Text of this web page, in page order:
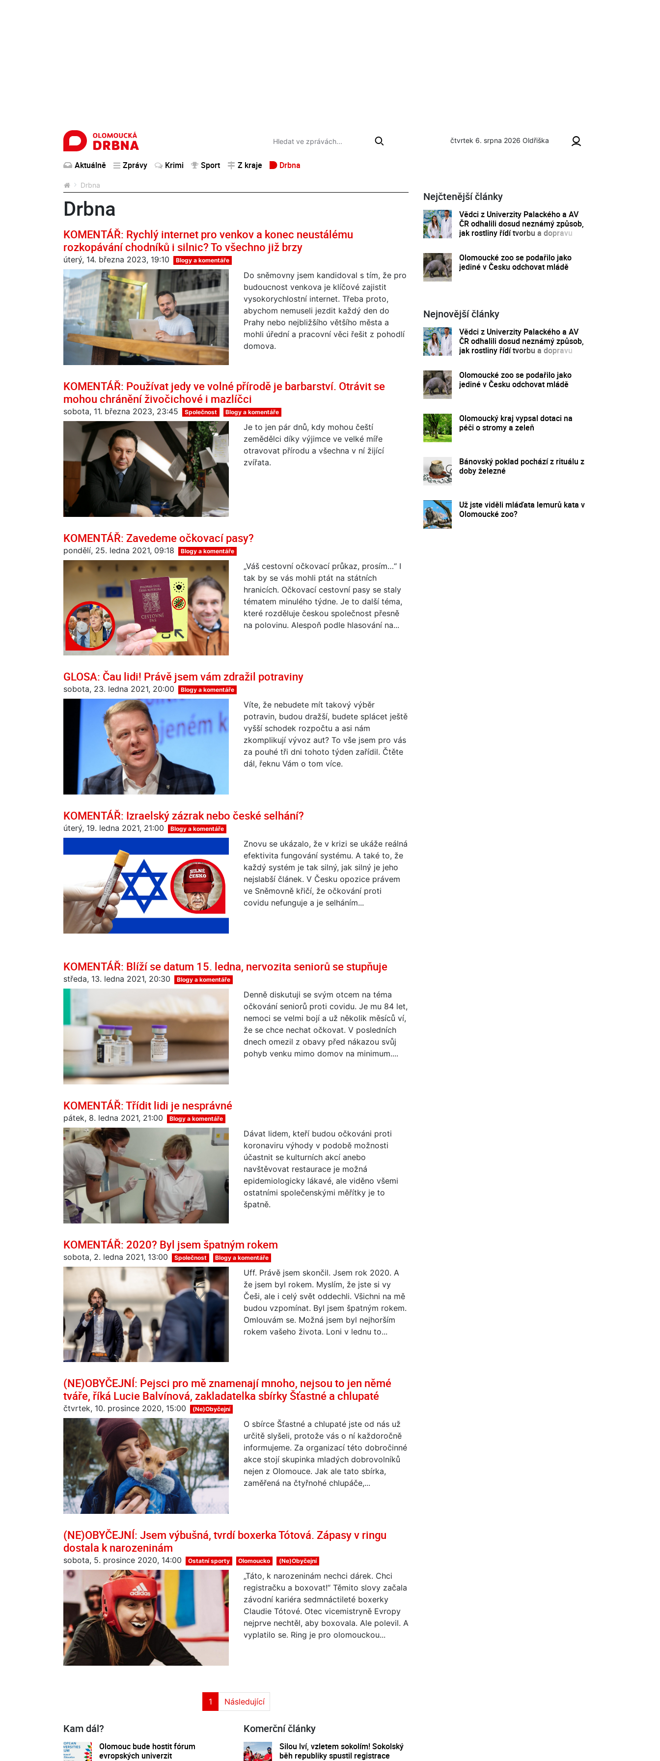
čtvrtek 6. srpna 2026 Oldřiška
Aktuálně Zprávy Krimi Sport Z kraje Drbna
Drbna
Drbna
KOMENTÁŘ: Rychlý internet pro venkov a konec neustálému
rozkopávání chodníků i silnic? To všechno již brzy
úterý, 14. března 2023, 19:10 Blogy a komentáře
Do sněmovny jsem kandidoval s tím, že pro
budoucnost venkova je klíčové zajistit
vysokorychlostní internet. Třeba proto,
abychom nemuseli jezdit každý den do
Prahy nebo nejbližšího většího města a
mohli úřední a pracovní věci řešit z pohodlí
domova.
KOMENTÁŘ: Používat jedy ve volné přírodě je barbarství. Otrávit se
mohou chránění živočichové i mazlíčci
sobota, 11. března 2023, 23:45 Společnost Blogy a komentáře
Je to jen pár dnů, kdy mohou čeští
zemědělci díky výjimce ve velké míře
otravovat přírodu a všechna v ní žijící
zvířata.
KOMENTÁŘ: Zavedeme očkovací pasy?
pondělí, 25. ledna 2021, 09:18 Blogy a komentáře
„Váš cestovní očkovací průkaz, prosím…“ I
tak by se vás mohli ptát na státních
hranicích. Očkovací cestovní pasy se staly
tématem minulého týdne. Je to další téma,
které rozděluje českou společnost přesně
na polovinu. Alespoň podle hlasování na...
GLOSA: Čau lidi! Právě jsem vám zdražil potraviny
sobota, 23. ledna 2021, 20:00 Blogy a komentáře
Víte, že nebudete mít takový výběr
potravin, budou dražší, budete splácet ještě
vyšší schodek rozpočtu a asi nám
zkomplikují vývoz aut? To vše jsem pro vás
za pouhé tři dni tohoto týden zařídil. Čtěte
dál, řeknu Vám o tom více.
KOMENTÁŘ: Izraelský zázrak nebo české selhání?
úterý, 19. ledna 2021, 21:00 Blogy a komentáře
Znovu se ukázalo, že v krizi se ukáže reálná
efektivita fungování systému. A také to, že
každý systém je tak silný, jak silný je jeho
nejslabší článek. V Česku opozice právem
ve Sněmovně křičí, že očkování proti
covidu nefunguje a je selháním...
KOMENTÁŘ: Blíží se datum 15. ledna, nervozita seniorů se stupňuje
středa, 13. ledna 2021, 20:30 Blogy a komentáře
Denně diskutuji se svým otcem na téma
očkování seniorů proti covidu. Je mu 84 let,
nemoci se velmi bojí a už několik měsíců ví,
že se chce nechat očkovat. V posledních
dnech omezil z obavy před nákazou svůj
pohyb venku mimo domov na minimum....
KOMENTÁŘ: Třídit lidi je nesprávné
pátek, 8. ledna 2021, 21:00 Blogy a komentáře
Dávat lidem, kteří budou očkováni proti
koronaviru výhody v podobě možnosti
účastnit se kulturních akcí anebo
navštěvovat restaurace je možná
epidemiologicky lákavé, ale viděno všemi
ostatními společenskými měřítky je to
špatně.
KOMENTÁŘ: 2020? Byl jsem špatným rokem
sobota, 2. ledna 2021, 13:00 Společnost Blogy a komentáře
Uff. Právě jsem skončil. Jsem rok 2020. A
že jsem byl rokem. Myslím, že jste si vy
Češi, ale i celý svět oddechli. Všichni na mě
budou vzpomínat. Byl jsem špatným rokem.
Omlouvám se. Možná jsem byl nejhorším
rokem vašeho života. Loni v lednu to...
(NE)OBYČEJNÍ: Pejsci pro mě znamenají mnoho, nejsou to jen němé
tváře, říká Lucie Balvínová, zakladatelka sbírky Šťastné a chlupaté
čtvrtek, 10. prosince 2020, 15:00 (Ne)Obyčejní
O sbírce Šťastné a chlupaté jste od nás už
určitě slyšeli, protože vás o ní každoročně
informujeme. Za organizací této dobročinné
akce stojí skupinka mladých dobrovolníků
nejen z Olomouce. Jak ale tato sbírka,
zaměřená na čtyřnohé chlupáče,...
(NE)OBYČEJNÍ: Jsem výbušná, tvrdí boxerka Tótová. Zápasy v ringu
dostala k narozeninám
sobota, 5. prosince 2020, 14:00 Ostatní sporty Olomoucko (Ne)Obyčejní
„Táto, k narozeninám nechci dárek. Chci
registračku a boxovat!“ Těmito slovy začala
závodní kariéra sedmnáctileté boxerky
Claudie Tótové. Otec vicemistryně Evropy
nejprve nechtěl, aby boxovala. Ale polevil. A
vyplatilo se. Ring je pro olomouckou...
1 Následující
Kam dál?
Olomouc bude hostit fórum
evropských univerzit
Komerční články
Silou lví, vzletem sokolím! Sokolský
běh republiky spustil registrace
Nejčtenější články
Vědci z Univerzity Palackého a AV
ČR odhalili dosud neznámý způsob,
jak rostliny řídí tvorbu a dopravu
Olomoucké zoo se podařilo jako
jediné v Česku odchovat mládě
Nejnovější články
Vědci z Univerzity Palackého a AV
ČR odhalili dosud neznámý způsob,
jak rostliny řídí tvorbu a dopravu
Olomoucké zoo se podařilo jako
jediné v Česku odchovat mládě
Olomoucký kraj vypsal dotaci na
péči o stromy a zeleň
Bánovský poklad pochází z rituálu z
doby železné
Už jste viděli mláďata lemurů kata v
Olomoucké zoo?